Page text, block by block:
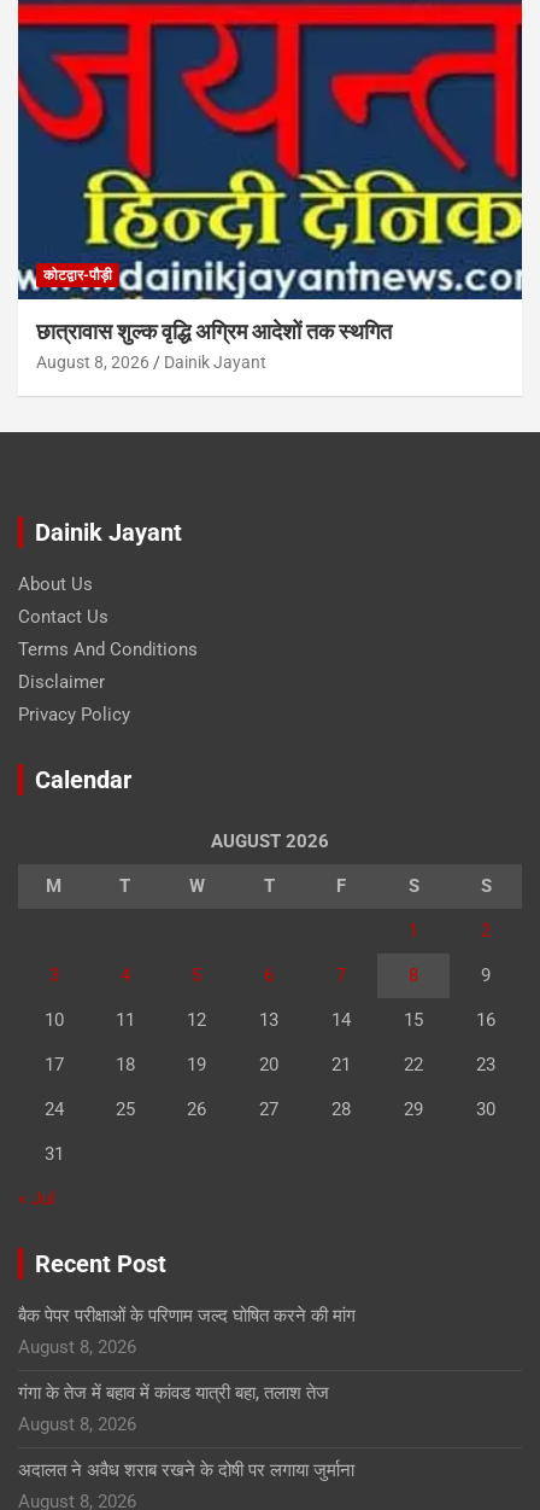
कोटद्वार-पौड़ी
छात्रावास शुल्क वृद्धि अग्रिम आदेशों तक स्थगित
August 8, 2026 Dainik Jayant
Dainik Jayant
About Us
Contact Us
Terms And Conditions
Disclaimer
Privacy Policy
Calendar
AUGUST 2026
M T W T F S S
1 2
3 4 5 6 7 8 9
10 11 12 13 14 15 16
17 18 19 20 21 22 23
24 25 26 27 28 29 30
31
« Jul
Recent Post
बैक पेपर परीक्षाओं के परिणाम जल्द घोषित करने की मांग
August 8, 2026
गंगा के तेज में बहाव में कांवड यात्री बहा, तलाश तेज
August 8, 2026
अदालत ने अवैध शराब रखने के दोषी पर लगाया जुर्माना
August 8, 2026